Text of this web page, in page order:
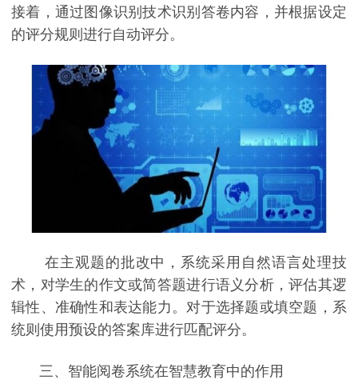
接着，通过图像识别技术识别答卷内容，并根据设定
的评分规则进行自动评分。
在主观题的批改中，系统采用自然语言处理技
术，对学生的作文或简答题进行语义分析，评估其逻
辑性、准确性和表达能力。对于选择题或填空题，系
统则使用预设的答案库进行匹配评分。
三、智能阅卷系统在智慧教育中的作用